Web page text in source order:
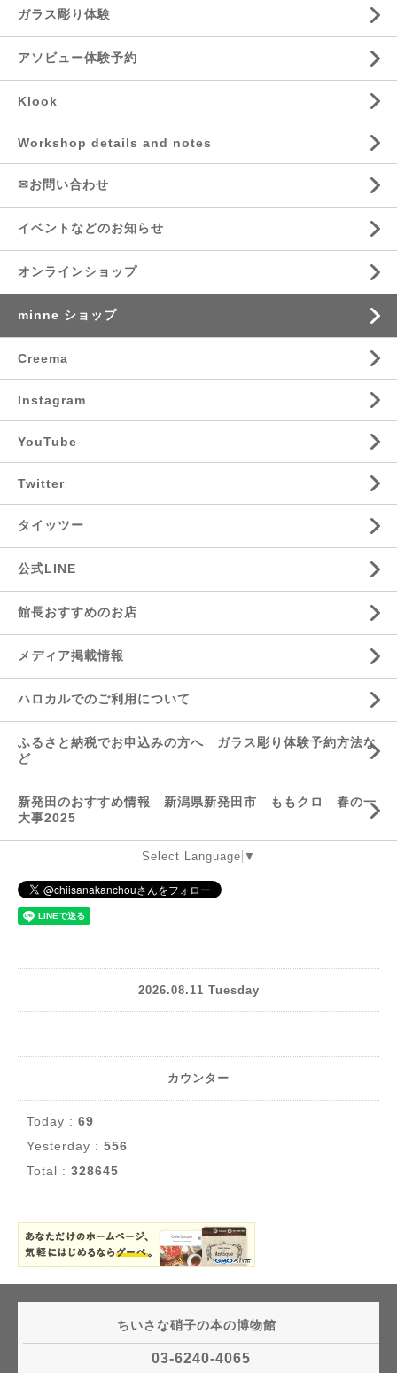
ガラス彫り体験
アソビュー体験予約
Klook
Workshop details and notes
✉お問い合わせ
イベントなどのお知らせ
オンラインショップ
minne ショップ
Creema
Instagram
YouTube
Twitter
タイッツー
公式LINE
館長おすすめのお店
メディア掲載情報
ハロカルでのご利用について
ふるさと納税でお申込みの方へ ガラス彫り体験予約方法な
ど
新発田のおすすめ情報 新潟県新発田市 ももクロ 春の一
大事2025
Select Language ▼
2026.08.11 Tuesday
カウンター
Today : 69
Yesterday : 556
Total : 328645
ちいさな硝子の本の博物館
03-6240-4065